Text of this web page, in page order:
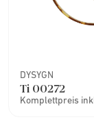
DYSYGN
Ti 00272
Komplettpreis